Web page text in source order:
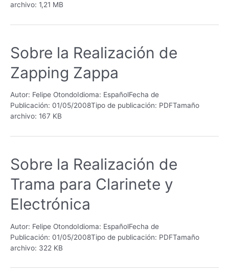
archivo: 1,21 MB
Sobre la Realización de
Zapping Zappa
Autor: Felipe OtondoIdioma: EspañolFecha de
Publicación: 01/05/2008Tipo de publicación: PDFTamaño
archivo: 167 KB
Sobre la Realización de
Trama para Clarinete y
Electrónica
Autor: Felipe OtondoIdioma: EspañolFecha de
Publicación: 01/05/2008Tipo de publicación: PDFTamaño
archivo: 322 KB